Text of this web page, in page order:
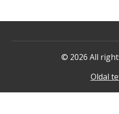
© 2026 All
Oldal